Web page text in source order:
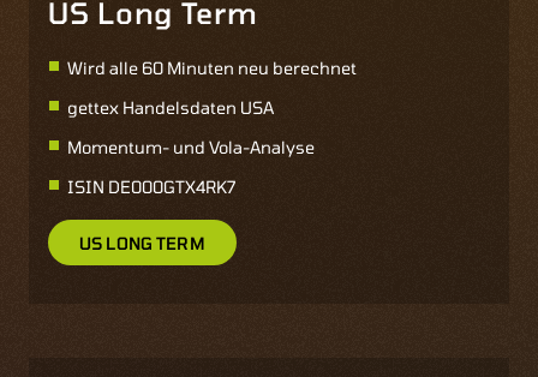
US Long Term
Wird alle 60 Minuten neu berechnet
gettex Handelsdaten USA
Momentum- und Vola-Analyse
ISIN DE000GTX4RK7
US LONG TERM